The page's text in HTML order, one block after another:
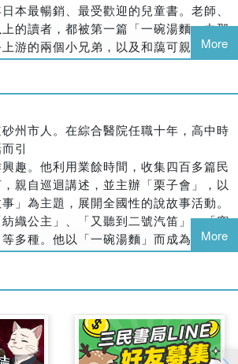
本最暢銷、最受歡迎的兒童書。老師、
的讀者，都被第一篇「一碗湯麵」中那
游的兩個小兄弟，以及和藹可親的麵店
們流下敬愛的眼淚。
勵志的真實故事。讀到這篇，好像在黑
的光芒，令人由衷感佩。
老公公」，敘述貧苦而聰明伶俐的阿
可是他卻樂觀、勇敢地活著，讓每一位
一份無比的同情與痛惜之情，也猛然為
不已！
More
州市人。在綜合醫院任職十年，高中時
引
趣。他利用業餘時間，收集四百多篇民
親自巡迴講述，並主辦「栗子會」，以
」為主題，展開全國性的說故事活動。
織公主」、「又聽到二號汽笛」、「穿
多種。他以「一碗湯麵」而成為兒童類
灣台南縣人，現旅居日本，任職中國時
國語日報、中華日報迻譯兒童文學及小
、具啟發性著稱。
More